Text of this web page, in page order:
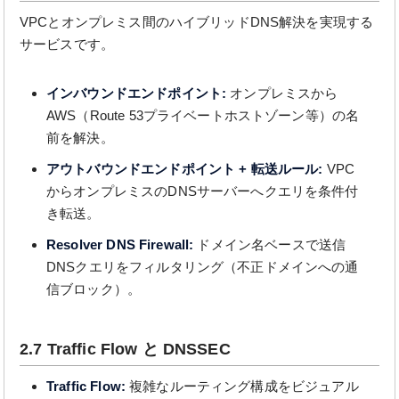
VPCとオンプレミス間のハイブリッドDNS解決を実現する
サービスです。
インバウンドエンドポイント: オンプレミスから
AWS（Route 53プライベートホストゾーン等）の名
前を解決。
アウトバウンドエンドポイント + 転送ルール: VPC
からオンプレミスのDNSサーバーへクエリを条件付
き転送。
Resolver DNS Firewall: ドメイン名ベースで送信
DNSクエリをフィルタリング（不正ドメインへの通
信ブロック）。
2.7 Traffic Flow と DNSSEC
Traffic Flow: 複雑なルーティング構成をビジュアル